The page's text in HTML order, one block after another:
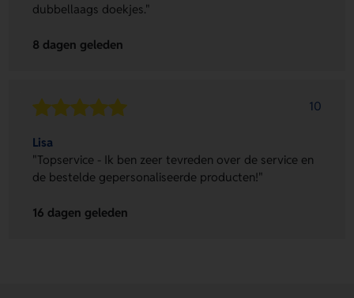
dubbellaags doekjes."
8 dagen geleden
10
Lisa
"Topservice - Ik ben zeer tevreden over de service en
de bestelde gepersonaliseerde producten!"
16 dagen geleden